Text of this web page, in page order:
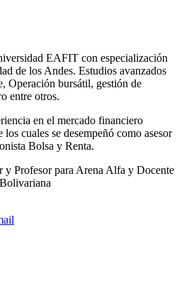
EAFIT con especialización
de los Andes. Estudios avanzados
Operación bursátil, gestión de
entre otros.
en el mercado financiero
cuales se desempeñó como asesor
Bolsa y Renta.
y Profesor para Arena Alfa y Docente